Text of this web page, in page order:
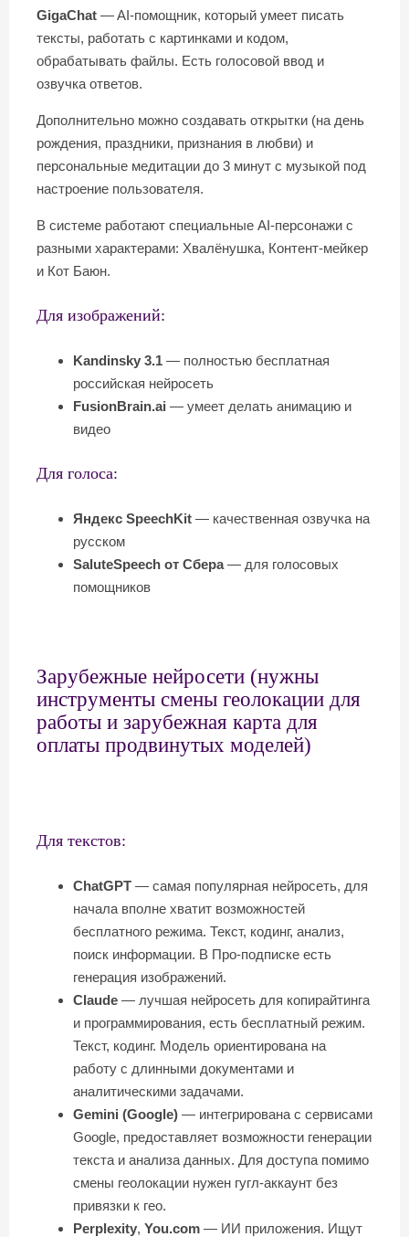
GigaChat — AI-помощник, который умеет писать
тексты, работать с картинками и кодом,
обрабатывать файлы. Есть голосовой ввод и
озвучка ответов.
Дополнительно можно создавать открытки (на день
рождения, праздники, признания в любви) и
персональные медитации до 3 минут с музыкой под
настроение пользователя.
В системе работают специальные AI-персонажи с
разными характерами: Хвалёнушка, Контент-мейкер
и Кот Баюн.
Для изображений:
Kandinsky 3.1 — полностью бесплатная
российская нейросеть
FusionBrain.ai — умеет делать анимацию и
видео
Для голоса:
Яндекс SpeechKit — качественная озвучка на
русском
SaluteSpeech от Сбера— для голосовых
помощников
Зарубежные нейросети (нужны
инструменты смены геолокации для
работы и зарубежная карта для
оплаты продвинутых моделей)
Для текстов:
ChatGPT — самая популярная нейросеть, для
начала вполне хватит возможностей
бесплатного режима. Текст, кодинг, анализ,
поиск информации. В Про-подписке есть
генерация изображений.
Claude — лучшая нейросеть для копирайтинга
и программирования, есть бесплатный режим.
Текст, кодинг. Модель ориентирована на
работу с длинными документами и
аналитическими задачами.
Gemini (Google) — интегрирована с сервисами
Google, предоставляет возможности генерации
текста и анализа данных. Для доступа помимо
смены геолокации нужен гугл-аккаунт без
привязки к гео.
Perplexity, You.com — ИИ приложения. Ищут